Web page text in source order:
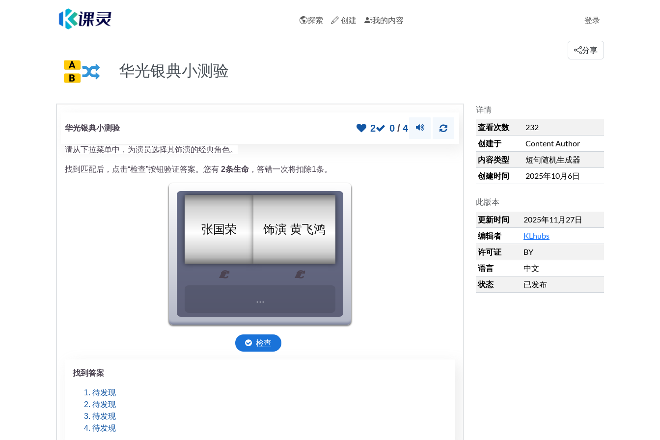
探索 创建 我的内容 登录
华光银典小测验
分享
详情
查看次数
232
创建于
Content Author
内容类型
短句随机生成器
创建时间
2025年10月6日
此版本
更新时间
2025年11月27日
编辑者
KLhubs
许可证
BY
语言
中文
状态
已发布